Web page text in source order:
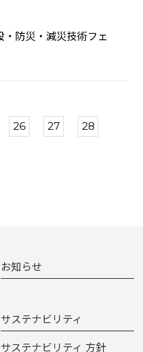
・防災・減災技術フェ
26 27 28
お知らせ
サステナビリティ
サステナビリティ 方針